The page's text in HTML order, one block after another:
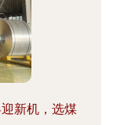
新机，选煤